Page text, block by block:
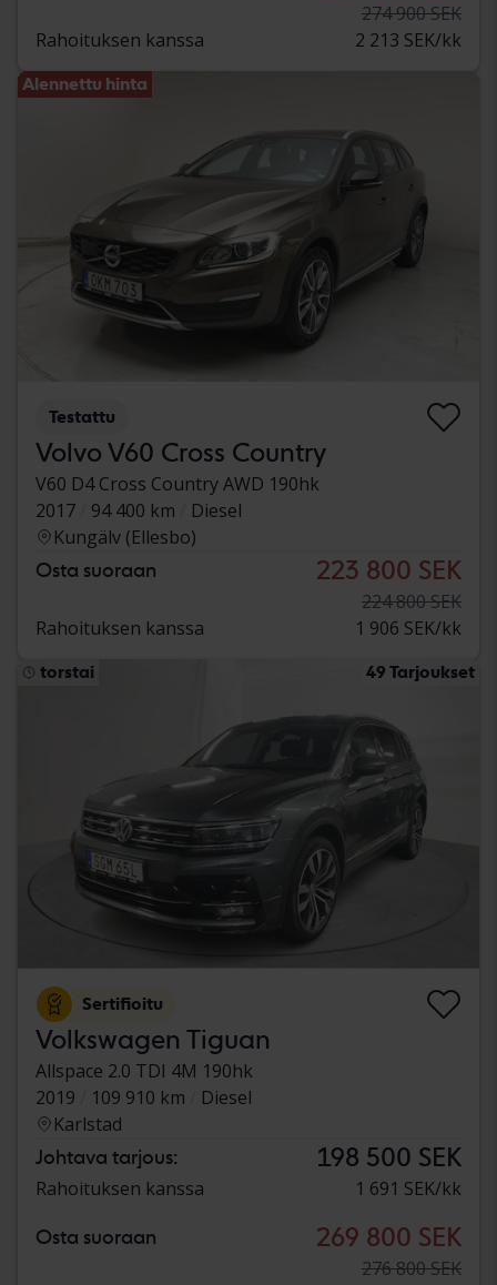
274 900 SEK
Rahoituksen kanssa
2 213 SEK/kk
Alennettu hinta
Testattu
Volvo V60 Cross Country
V60 D4 Cross Country AWD 190hk
2017
94 400 km
Diesel
Kungälv (Ellesbo)
Osta suoraan 223 800 SEK
224 800 SEK
Rahoituksen kanssa
1 906 SEK/kk
torstai 49 Tarjoukset
Sertifioitu
Volkswagen Tiguan
Allspace 2.0 TDI 4M 190hk
2019
109 910 km
Diesel
Karlstad
Johtava tarjous: 198 500 SEK
Rahoituksen kanssa 1 691 SEK/kk
Osta suoraan 269 800 SEK
276 800 SEK